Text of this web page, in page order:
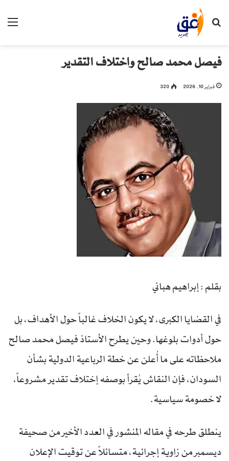
بحث عن
فيصل محمد صالح واختلاف التقدير
فبراير 10, 2026 320
بقلم : إبراهيم هباني
في القضايا الكبرى، لا يكون الخلاف غالباً حول الأهداف، بل
حول أدوات بلوغها. وحين يطرح الأستاذ فيصل محمد صالح
ملاحظاته على ما أُعلن عن خطة الرباعية الدولية بشأن
السودان، فإن النقاش يُقرأ بوصفه إختلاف تقدير مشروعاً،
لا خصومة سياسية.
ينطلق طرحه في مقاله المنشور في العدد الأخير من صحيفة
ديسمبر من زاوية إجرائية، متسائلاً عن توقيت الإعلان